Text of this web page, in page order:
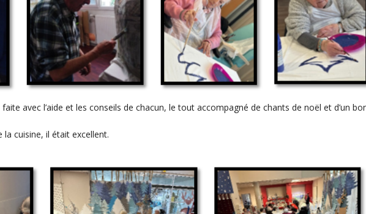
faite avec l’aide et les conseils de chacun, le tout accompagné de chants de noël et d’un
la cuisine, il était excellent.